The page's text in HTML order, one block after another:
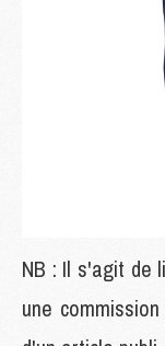
NB : Il s'agit de
une